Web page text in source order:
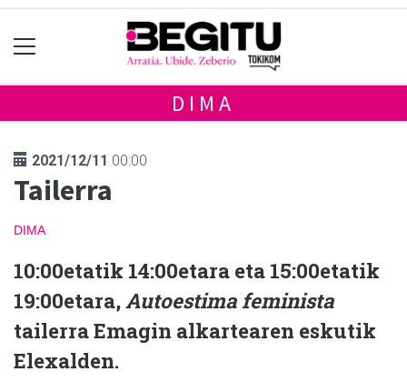
DIMA
2021/12/11 00:00
Tailerra
DIMA
10:00etatik 14:00etara eta 15:00etatik
19:00etara,Autoestima feminista
tailerra Emagin alkartearen eskutik
Elexalden.